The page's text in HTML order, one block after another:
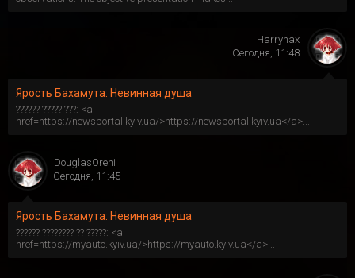
Ярость Бахамута: Невинная душа
?????? ????? ???: <a
href=https://newsportal.kyiv.ua/>https://newsportal.kyiv.ua</a>...
Harrynax
Сегодня, 11:48
Ярость Бахамута: Невинная душа
?????? ???????? ?? ?????: <a
href=https://myauto.kyiv.ua/>https://myauto.kyiv.ua</a>...
DouglasOreni
Сегодня, 11:45